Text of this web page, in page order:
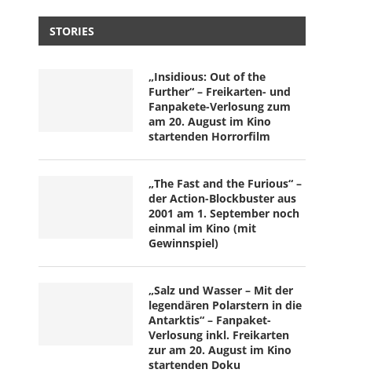
STORIES
„Insidious: Out of the
Further“ – Freikarten- und
Fanpakete-Verlosung zum
am 20. August im Kino
startenden Horrorfilm
„The Fast and the Furious“ –
der Action-Blockbuster aus
2001 am 1. September noch
einmal im Kino (mit
Gewinnspiel)
„Salz und Wasser – Mit der
legendären Polarstern in die
Antarktis“ – Fanpaket-
Verlosung inkl. Freikarten
zur am 20. August im Kino
startenden Doku